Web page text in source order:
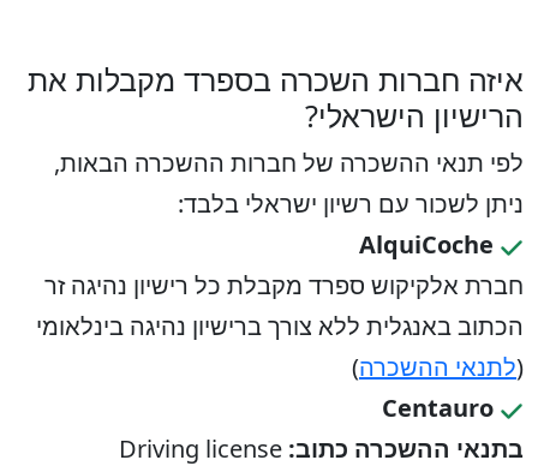
איזה חברות השכרה בספרד מקבלות את
הרישיון הישראלי?
לפי תנאי ההשכרה של חברות ההשכרה הבאות,
ניתן לשכור עם רשיון ישראלי בלבד:
AlquiCoche
חברת אלקיקוש ספרד מקבלת כל רישיון נהיגה זר
הכתוב באנגלית ללא צורך ברישיון נהיגה בינלאומי
(לתנאי ההשכרה)
Centauro
בתנאי ההשכרה כתוב: Driving license